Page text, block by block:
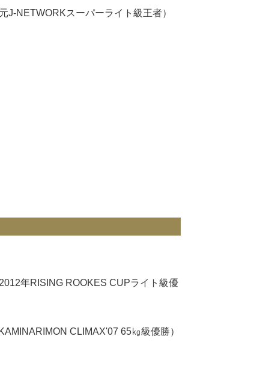
J-NETWORKスーパーライト級王者）
年RISING ROOKES CUPライト級優
CLIMAX'07 65㎏級優勝）